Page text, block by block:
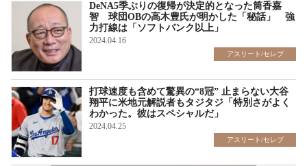
DeNA5季ぶりの復帰が決定的となった筒香嘉
智 球団OBの高木豊氏が明かした「秘話」 強
力打線は「ソフトバンク以上」
2024.04.16
アスリート/セレブ
打球速度も含めて驚異の“8冠” 止まらない大谷
翔平に米地元解説者もタジタジ「特別さがよく
わかった。彼はスペシャルだ」
2024.04.25
アスリート/セレブ